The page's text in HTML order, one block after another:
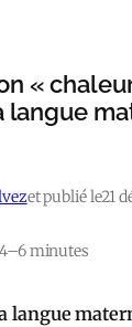
«
langue
et publié le21
4–6 minutes
langue